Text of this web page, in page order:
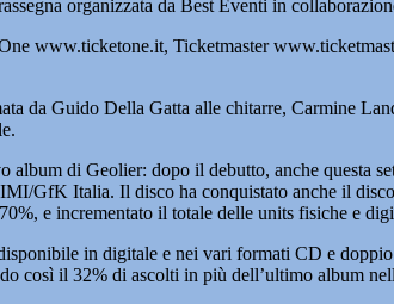
organizzata da Best Eventi in
www.ticketone.it, Ticketmaster
da Guido Della Gatta alle chitarre, Carmine
album di Geolier: dopo il debutto, anche questa
GfK Italia. Il disco ha conquistato anche il
e incrementato il totale delle units fisiche e
in digitale e nei vari formati CD e
così il 32% di ascolti in più dell’ultimo album